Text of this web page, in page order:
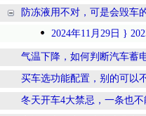
防冻液用不对，可是会毁车
2024年11月29日 }
气温下降，如何判断汽车蓄
买车选功能配置，别的可以
冬天开车4大禁忌，一条也